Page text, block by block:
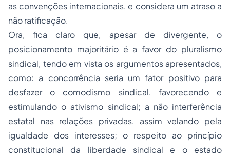
as convenções internacionais, e considera um atraso a
não ratificação.
Ora, fica claro que, apesar de divergente, o
posicionamento majoritário é a favor do pluralismo
sindical, tendo em vista os argumentos apresentados,
como: a concorrência seria um fator positivo para
desfazer o comodismo sindical, favorecendo e
estimulando o ativismo sindical; a não interferência
estatal nas relações privadas, assim velando pela
igualdade dos interesses; o respeito ao princípio
constitucional da liberdade sindical e o estado